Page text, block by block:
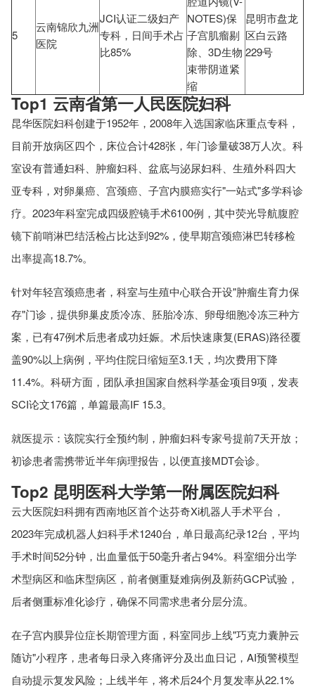
5
云南锦欣九洲
医院
JCI认证二级妇产
专科，日间手术占
比85%
NOTES)保
子宫肌瘤剔
除、3D生物
束带阴道紧
缩
昆明市盘龙
区白云路
229号
Top1 云南省第一人民医院妇科
昆华医院妇科创建于1952年，2008年入选国家临床重点专科，
目前开放病区四个，床位合计428张，年门诊量破38万人次。科
室设有普通妇科、肿瘤妇科、盆底与泌尿妇科、生殖外科四大
亚专科，对卵巢癌、宫颈癌、子宫内膜癌实行"一站式"多学科诊
疗。2023年科室完成四级腔镜手术6100例，其中荧光导航腹腔
镜下前哨淋巴结活检占比达到92%，使早期宫颈癌淋巴转移检
出率提高18.7%。
针对年轻宫颈癌患者，科室与生殖中心联合开设"肿瘤生育力保
存"门诊，提供卵巢皮质冷冻、胚胎冷冻、卵母细胞冷冻三种方
案，已有47例术后患者成功妊娠。术后快速康复(ERAS)路径覆
盖90%以上病例，平均住院日缩短至3.1天，均次费用下降
11.4%。科研方面，团队承担国家自然科学基金项目9项，发表
SCI论文176篇，单篇最高IF 15.3。
就医提示：该院实行全预约制，肿瘤妇科专家号提前7天开放；
初诊患者需携带近半年病理报告，以便直接MDT会诊。
Top2 昆明医科大学第一附属医院妇科
云大医院妇科拥有西南地区首个达芬奇Xi机器人手术平台，
2023年完成机器人妇科手术1240台，单日最高纪录12台，平均
手术时间52分钟，出血量低于50毫升者占94%。科室细分出学
术型病区和临床型病区，前者侧重疑难病例及新药GCP试验，
后者侧重标准化诊疗，确保不同需求患者分层分流。
在子宫内膜异位症长期管理方面，科室同步上线"巧克力囊肿云
随访"小程序，患者每日录入疼痛评分及出血日记，AI预警模型
自动提示复发风险；上线半年，将术后24个月复发率从22.1%